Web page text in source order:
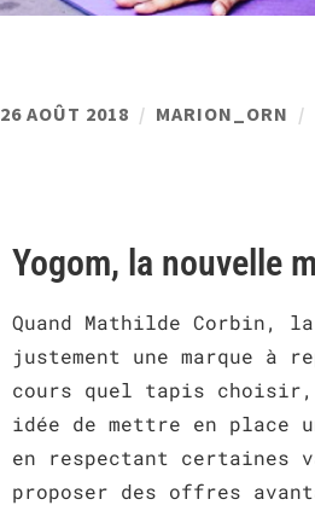
26 AOÛT 2018 MARION_ORN
Yogom, la nouvelle
Quand Mathilde Corbin,
justement une marque à
cours quel tapis
idée de mettre en place
en respectant certaines
proposer des offres